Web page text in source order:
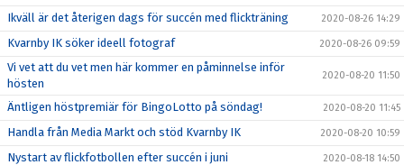
Ikväll är det återigen dags för succén med flickträning 2020-08-26 14:29
Kvarnby IK söker ideell fotograf 2020-08-26 09:59
Vi vet att du vet men här kommer en påminnelse inför
hösten
2020-08-20 11:50
Äntligen höstpremiär för BingoLotto på söndag! 2020-08-20 11:45
Handla från Media Markt och stöd Kvarnby IK 2020-08-20 10:59
Nystart av flickfotbollen efter succén i juni 2020-08-18 14:50